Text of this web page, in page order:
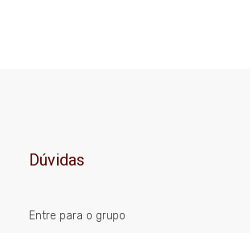
Dúvidas
Entre para o grupo